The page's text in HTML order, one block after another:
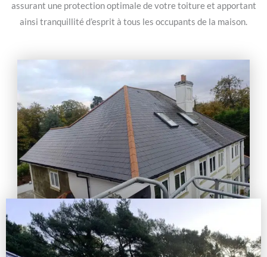
assurant une protection optimale de votre toiture et apportant
ainsi tranquillité d’esprit à tous les occupants de la maison.